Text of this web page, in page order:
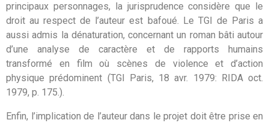
principaux personnages, la jurisprudence considère que le
droit au respect de l’auteur est bafoué. Le TGI de Paris a
aussi admis la dénaturation, concernant un roman bâti autour
d’une analyse de caractère et de rapports humains
transformé en film où scènes de violence et d’action
physique prédominent (TGI Paris, 18 avr. 1979: RIDA oct.
1979, p. 175.).
Enfin, l’implication de l’auteur dans le projet doit être prise en